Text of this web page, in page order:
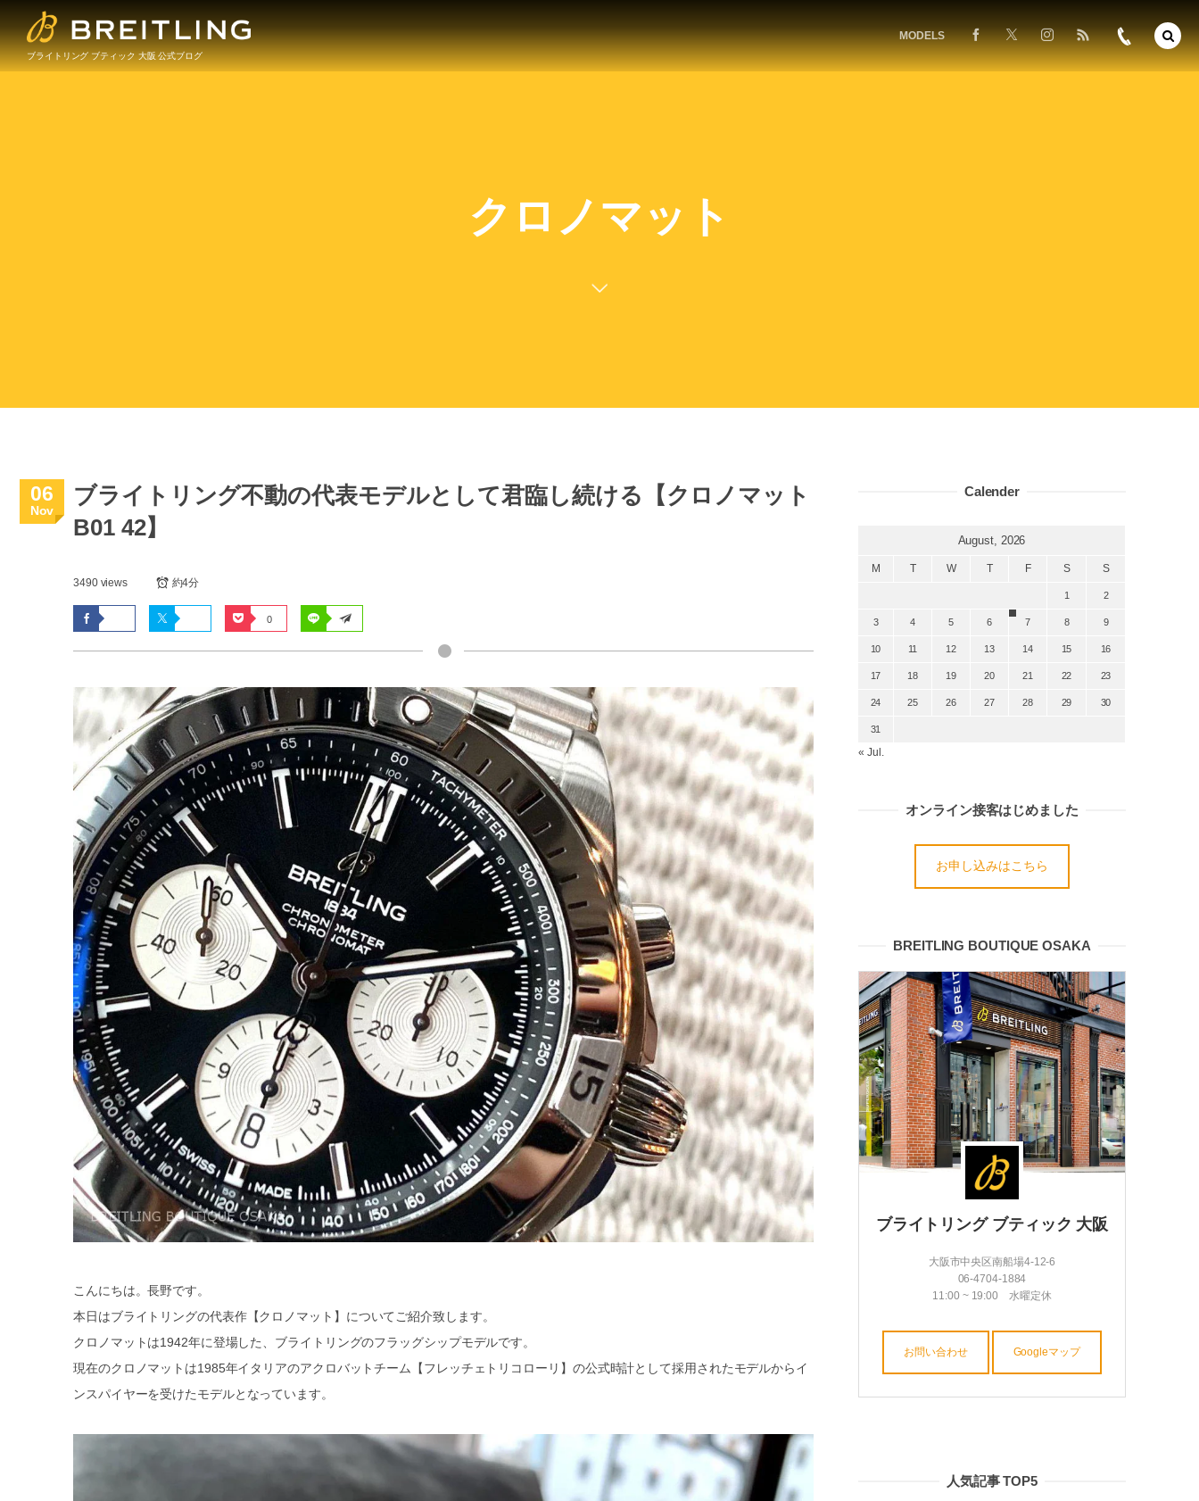
ブライトリング ブティック 大阪 公式ブログ
MODELS
クロノマット
06
Nov
ブライトリング不動の代表モデルとして君臨し続ける【クロノマット
B01 42】
3490 views 約4分
0
こんにちは。長野です。
本日はブライトリングの代表作【クロノマット】についてご紹介致します。
クロノマットは1942年に登場した、ブライトリングのフラッグシップモデルです。
現在のクロノマットは1985年イタリアのアクロバットチーム【フレッチェトリコローリ】の公式時計として採用されたモデルからイ
ンスパイヤーを受けたモデルとなっています。
Calender
August, 2026
M T W T F S S
1 2
3 4 5 6 7 8 9
10 11 12 13 14 15 16
17 18 19 20 21 22 23
24 25 26 27 28 29 30
31
« Jul.
オンライン接客はじめました
お申し込みはこちら
BREITLING BOUTIQUE OSAKA
ブライトリング ブティック 大阪
大阪市中央区南船場4-12-6
06-4704-1884
11:00 ~ 19:00 水曜定休
お問い合わせ Googleマップ
人気記事 TOP5